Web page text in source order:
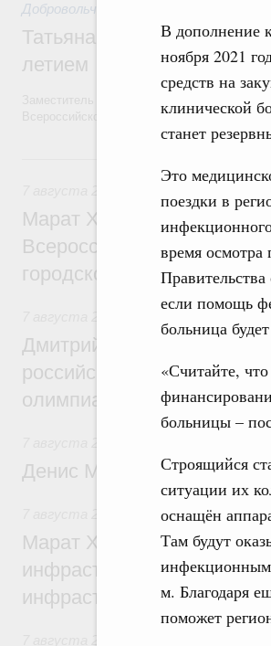
В дополнение
ноября 2021
средств на
клинической
станет
Это
поездки в
время осмотра
если помощь
больница
«Считайте,
больницы –
Строящийся
ситуации их
оснащён
Там будут
м. Благодаря
поможет
Добровольчество и волонтёрство.
Татьяна Голикова
летием
Заместитель Председателя
Всероссийского общественного
Марат Хуснуллин провёл
Всероссийского
городской среды
Отрасль
Дмитрий Чернышенко и
российскую сборную с
олимпиаде по
Денис Мантуров посетил
Бюджеты
Марат Хуснуллин: 15
инфраструктуры
инфраструктурным